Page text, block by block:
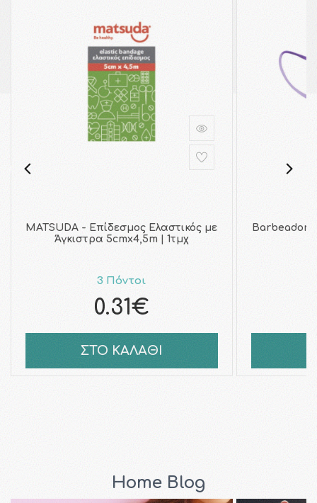
MATSUDA - Επίδεσμος Ελαστικός με
Άγκιστρα 5cmx4,5m | 1τμχ
3 Πόντοι
0.31€
ΣΤΟ ΚΑΛΑΘΙ
Barbeador
Home Blog